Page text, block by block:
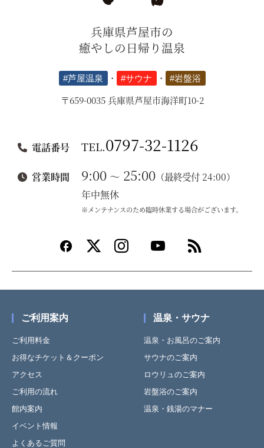
兵庫県芦屋市の
癒やしの日帰り温泉
#芦屋温泉 ・ #サウナ ・ #岩盤浴
〒659-0035 兵庫県芦屋市海洋町10-2
電話番号 TEL.0797-32-1126
営業時間 9:00 ～ 25:00 （最終受付 24:00）
年中無休
※メンテナンスのため臨時休業する場合がございます。
ご利用案内
ご利用料金
お得なチケット＆クーポン
アクセス
ご利用の流れ
館内案内
イベント情報
よくあるご質問
温泉・サウナ
温泉・お風呂のご案内
サウナのご案内
ロウリュのご案内
岩盤浴のご案内
温泉・銭湯のマナー